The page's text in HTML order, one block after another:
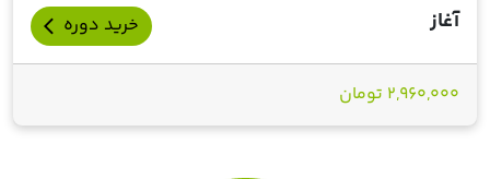
آغاز خرید دوره arrow_back_ios
2,960,000 تومان